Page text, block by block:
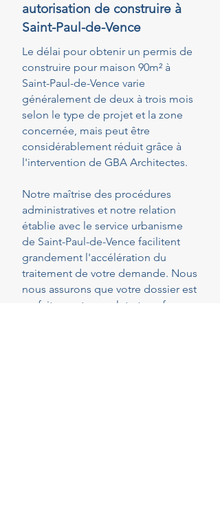
autorisation de construire à
Saint-Paul-de-Vence
Le délai pour obtenir un permis de
construire pour maison 90m² à
Saint-Paul-de-Vence varie
généralement de deux à trois mois
selon le type de projet et la zone
concernée, mais peut être
considérablement réduit grâce à
l'intervention de GBA Architectes.
Notre maîtrise des procédures
administratives et notre relation
établie avec le service urbanisme
de Saint-Paul-de-Vence facilitent
grandement l'accélération du
traitement de votre demande. Nous
nous assurons que votre dossier est
parfaitement complet et conforme